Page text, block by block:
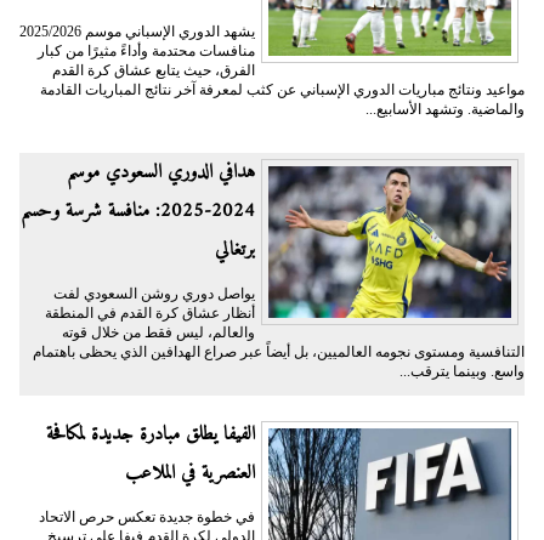
يشهد الدوري الإسباني موسم 2025/2026
منافسات محتدمة وأداءً مثيرًا من كبار
الفرق، حيث يتابع عشاق كرة القدم
مواعيد ونتائج مباريات الدوري الإسباني عن كثب لمعرفة آخر نتائج المباريات القادمة
والماضية. وتشهد الأسابيع...
هدافي الدوري السعودي موسم
2024-2025: منافسة شرسة وحسم
برتغالي
يواصل دوري روشن السعودي لفت
أنظار عشاق كرة القدم في المنطقة
والعالم، ليس فقط من خلال قوته
التنافسية ومستوى نجومه العالميين، بل أيضاً عبر صراع الهدافين الذي يحظى باهتمام
واسع. وبينما يترقب...
الفيفا يطلق مبادرة جديدة لمكافحة
العنصرية في الملاعب
في خطوة جديدة تعكس حرص الاتحاد